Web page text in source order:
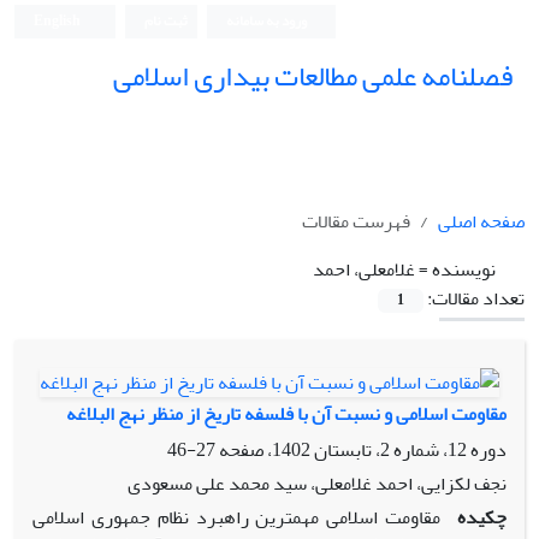
فصلنامه علمی مطالعات بیداری اسلامی
صفحه اصلی
فهرست مقالات
نویسنده =غلامعلی، احمد
تعداد مقالات:
1
مقاومت اسلامی و نسبت آن با فلسفه تاریخ از منظر نهج البلاغه
دوره 12، شماره 2، تابستان 1402، صفحه
27-46
نجف لکزایی، احمد غلامعلی، سید محمد علی مسعودی
چکیده مقاومت اسلامی مهمترین راهبرد نظام جمهوری اسلامی